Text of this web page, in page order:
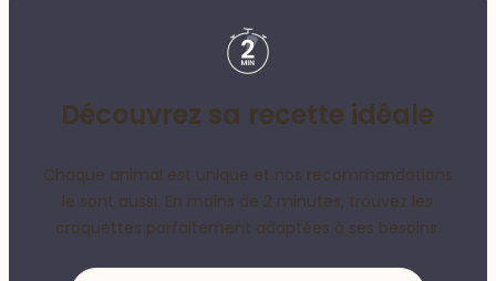
Découvrez sa recette idéale
Chaque animal est unique et nos recommandations
le sont aussi. En moins de 2 minutes, trouvez les
croquettes parfaitement adaptées à ses besoins.